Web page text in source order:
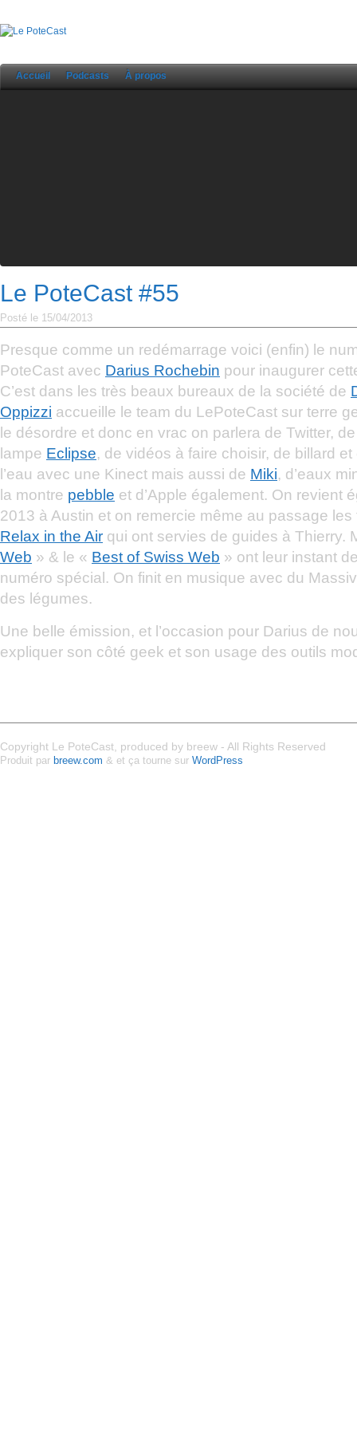
Accueil Podcasts À propos
Le PoteCast #55
Posté le 15/04/2013
Presque comme un redémarrage voici (enfin) le
PoteCast avec Darius Rochebin pour inaugurer
C’est dans les très beaux bureaux de la société de
Oppizzi accueille le team du LePoteCast sur terre
le désordre et donc en vrac on parlera de Twitter,
lampe Eclipse, de vidéos à faire choisir, de billard et
l’eau avec une Kinect mais aussi de Miki, d’eaux
la montre pebble et d’Apple également. On revient
2013 à Austin et on remercie même au passage
Relax in the Air qui ont servies de guides à Thierry.
Web » & le « Best of Swiss Web » ont leur instant
numéro spécial. On finit en musique avec du
des légumes.
Une belle émission, et l’occasion pour Darius de
expliquer son côté geek et son usage des outils
Copyright Le PoteCast, produced by breew - All Rights Reserved
Produit par breew.com & et ça tourne sur WordPress